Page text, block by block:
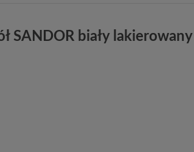
SANDOR biały lakierowany